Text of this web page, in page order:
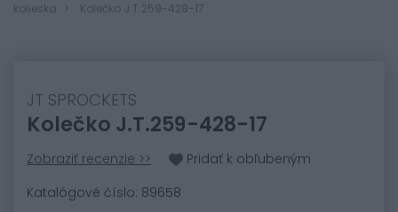
kolieska
Kolečko J.T.259-428-17
JT SPROCKETS
Kolečko J.T.259-428-17
Zobraziť recenzie >>
Pridať k obľubeným
Katalógové číslo: 89658